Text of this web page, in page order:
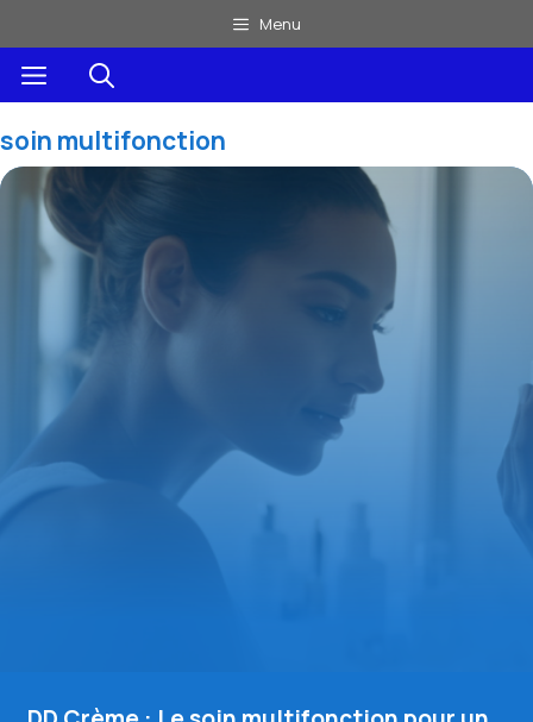
au
contenu
Menu
Menu
soin multifonction